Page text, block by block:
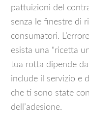
pattuizioni del
senza le finestre di
consumatori.
esista una “ricetta
tua rotta dipende
include il servizio e
che ti sono state
dell’adesione.